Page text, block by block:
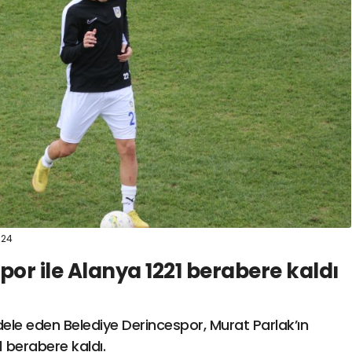
spor41
#
spor41
#kocaelispor
ile Alanya 1221 berabere kaldı
eden Belediye Derincespor, Murat Parlak’ın
berabere kaldı.